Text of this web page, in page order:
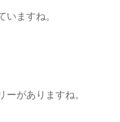
いますね。
ーがありますね。